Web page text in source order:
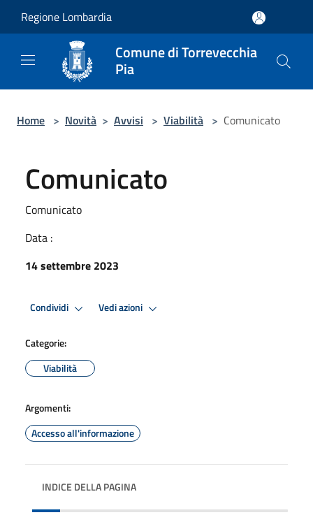
Regione Lombardia
Comune di Torrevecchia
Pia
Home > Novità > Avvisi > Viabilità > Comunicato
Comunicato
Comunicato
Data :
14 settembre 2023
Condividi Vedi azioni
Categorie:
Viabilità
Argomenti:
Accesso all'informazione
INDICE DELLA PAGINA